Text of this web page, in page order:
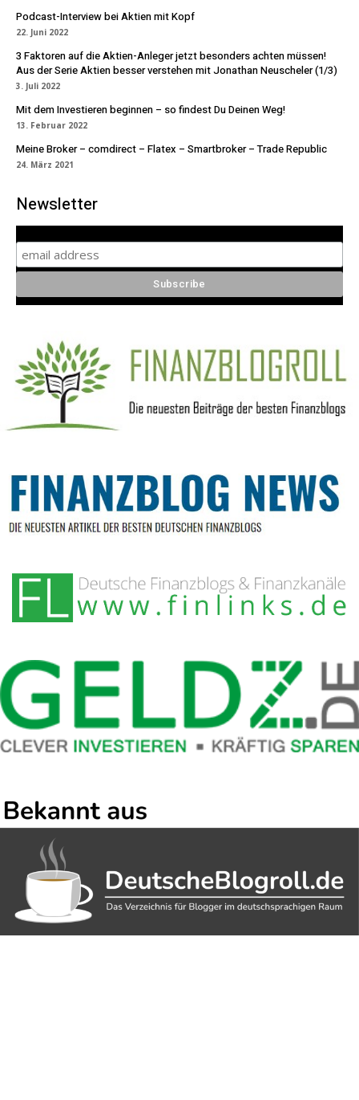
Podcast-Interview bei Aktien mit Kopf
22. Juni 2022
3 Faktoren auf die Aktien-Anleger jetzt besonders achten müssen!
Aus der Serie Aktien besser verstehen mit Jonathan Neuscheler (1/3)
3. Juli 2022
Mit dem Investieren beginnen – so findest Du Deinen Weg!
13. Februar 2022
Meine Broker – comdirect – Flatex – Smartbroker – Trade Republic
24. März 2021
Newsletter